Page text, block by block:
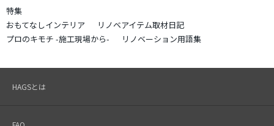
特集
おもてなしインテリア
リノベアイテム取材日記
プロのキモチ -施工現場から-
リノベーション用語集
HAGSとは